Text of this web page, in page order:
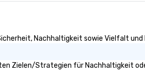
Nachhaltigkeit sowie Vielfalt und
Zielen/Strategien für Nachhaltigkeit